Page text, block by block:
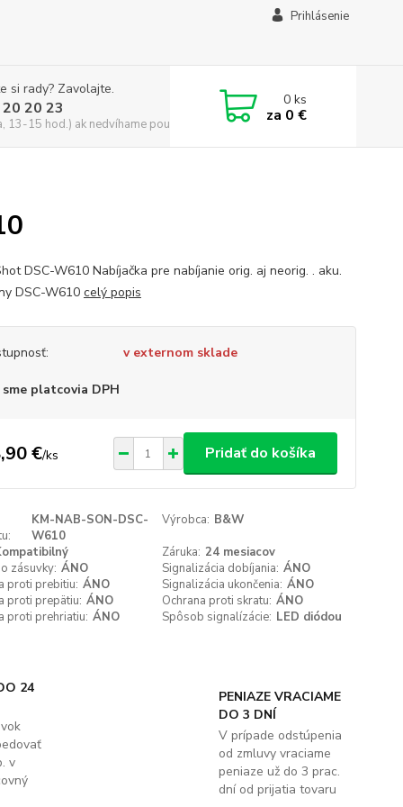
Prihlásenie
si rady? Zavolajte.
20 23
13-15 hod.) ak nedvíhame použite CHATBOX
0ks
za 0 €
DSC-W610 Nabíjačka pre nabíjanie orig. aj neorig. . aku.
DSC-W610 celý popis
v externom sklade
sme platcovia DPH
€/ks Pridať do košíka
KM-NAB-SON-DSC-
W610
Výrobca: B&W
Záruka: 24 mesiacov
zásuvky: ÁNO Signalizácia dobíjania: ÁNO
proti prebitiu: ÁNO Signalizácia ukončenia: ÁNO
proti prepätiu: ÁNO Ochrana proti skratu: ÁNO
proti prehriatiu: ÁNO Spôsob signalízácie: LED diódou
24
v
PENIAZE VRACIAME
DO 3 DNÍ
V prípade odstúpenia
od zmluvy vraciame
peniaze už do 3 prac.
dní od prijatia tovaru